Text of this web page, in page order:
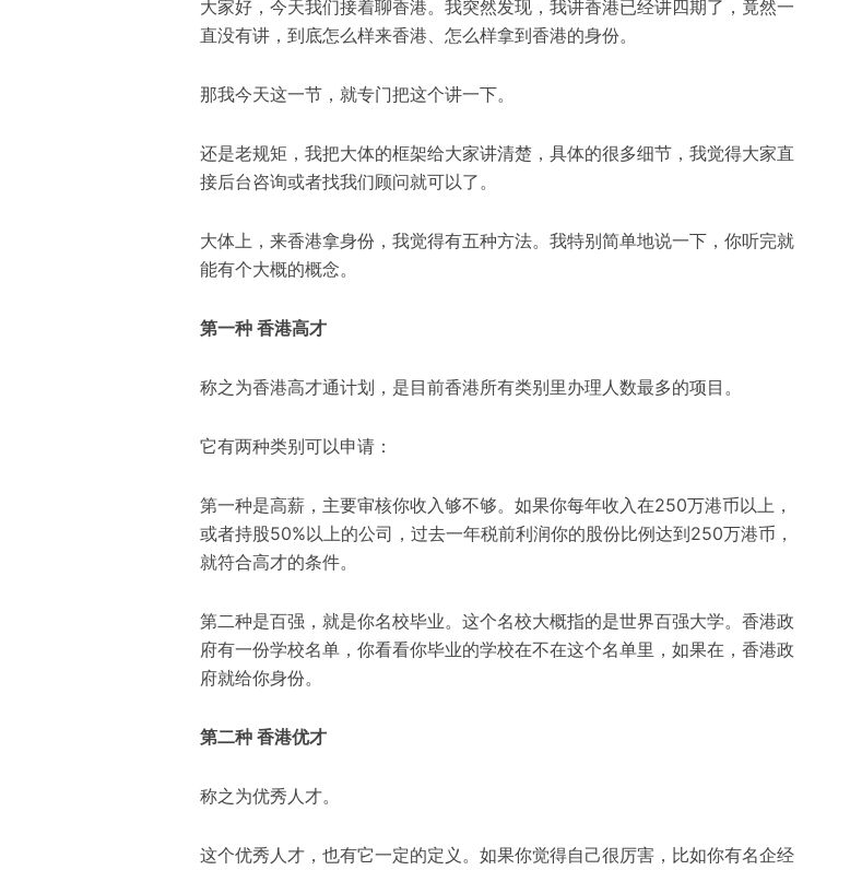
大家好 ， 今天我们接着聊香港。我突然发现 ， 我讲香港已经讲四期了 ， 竟然一
直没有讲 ， 到底怎么样来香港、怎么样拿到香港的身份。
那我今天这一节 ， 就专门把这个讲一下。
还是老规矩 ， 我把大体的框架给大家讲清楚 ， 具体的很多细节 ， 我觉得大家直
接后台咨询或者找我们顾问就可以了 。
大体上 ， 来香港拿身份 ， 我觉得有五种方法。我特别简单地说一下 ， 你听完就
能有个大概的概念。
第一种 香港高才
称之为香港高才通计划 ，是目前香港所有类别里办理人数最多的项目 。
它有两种类别可以申请 ：
第一种是高薪，主要审核你收入够不够。 如果你每年收入在250万港币以上 ，
或者持股50%以上的公司，过去一年税前利润你的股份比例达到250万港币，
就符合高才的条件。
第二种是百强，就是你名校毕业。 这个名校大概指的是世界百强大学。香港政
府有一份学校名单 ， 你看看你毕业的学校在不在这个名单里 ， 如果在 ， 香港政
府就给你身份。
第二种 香港优才
称之为优秀人才。
这个优秀人才 ， 也有它一定的定义。如果你觉得自己很厉害 ， 比如你有名企经